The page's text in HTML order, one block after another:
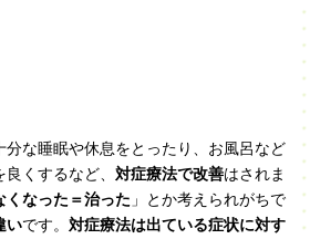
分な睡眠や休息をとったり、お風呂など
くするなど、 対症療法で改善はされま
くなった＝治った 」とか考えられがちで
いです。 対症療法は出ている症状に対す